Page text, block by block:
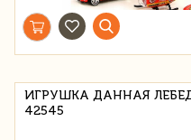
ИГРУШКА ДАННАЯ
42545